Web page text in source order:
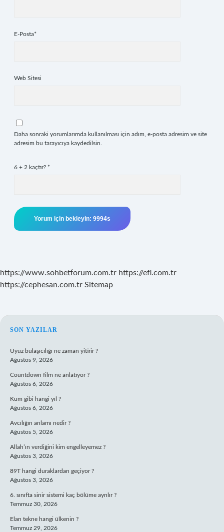
E-Posta*
Web Sitesi
Daha sonraki yorumlarımda kullanılması için adım, e-posta adresim ve site
adresim bu tarayıcıya kaydedilsin.
6 + 2 kaçtır? *
https://www.sohbetforum.com.tr https://efl.com.tr
https://cephesan.com.tr Sitemap
SIDEBAR
SON YAZILAR
Uyuz bulaşıcılığı ne zaman yitirir ?
Ağustos 9, 2026
Countdown film ne anlatıyor ?
Ağustos 6, 2026
Kum gibi hangi yıl ?
Ağustos 6, 2026
Avcılığın anlamı nedir ?
Ağustos 5, 2026
Allah’ın verdiğini kim engelleyemez ?
Ağustos 3, 2026
89T hangi duraklardan geçiyor ?
Ağustos 3, 2026
6. sınıfta sinir sistemi kaç bölüme ayrılır ?
Temmuz 30, 2026
Elan tekne hangi ülkenin ?
Temmuz 29, 2026